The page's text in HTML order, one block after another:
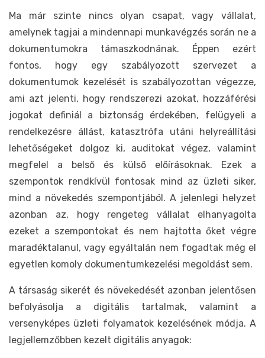
Ma már szinte nincs olyan csapat, vagy vállalat,
amelynek tagjai a mindennapi munkavégzés során ne a
dokumentumokra támaszkodnának. Éppen ezért
fontos, hogy egy szabályozott szervezet a
dokumentumok kezelését is szabályozottan végezze,
ami azt jelenti, hogy rendszerezi azokat, hozzáférési
jogokat definiál a biztonság érdekében, felügyeli a
rendelkezésre állást, katasztrófa utáni helyreállítási
lehetőségeket dolgoz ki, auditokat végez, valamint
megfelel a belső és külső előírásoknak. Ezek a
szempontok rendkívül fontosak mind az üzleti siker,
mind a növekedés szempontjából. A jelenlegi helyzet
azonban az, hogy rengeteg vállalat elhanyagolta
ezeket a szempontokat és nem hajtotta őket végre
maradéktalanul, vagy egyáltalán nem fogadtak még el
egyetlen komoly dokumentumkezelési megoldást sem.
A társaság sikerét és növekedését azonban jelentősen
befolyásolja a digitális tartalmak, valamint a
versenyképes üzleti folyamatok kezelésének módja. A
legjellemzőbben kezelt digitális anyagok: